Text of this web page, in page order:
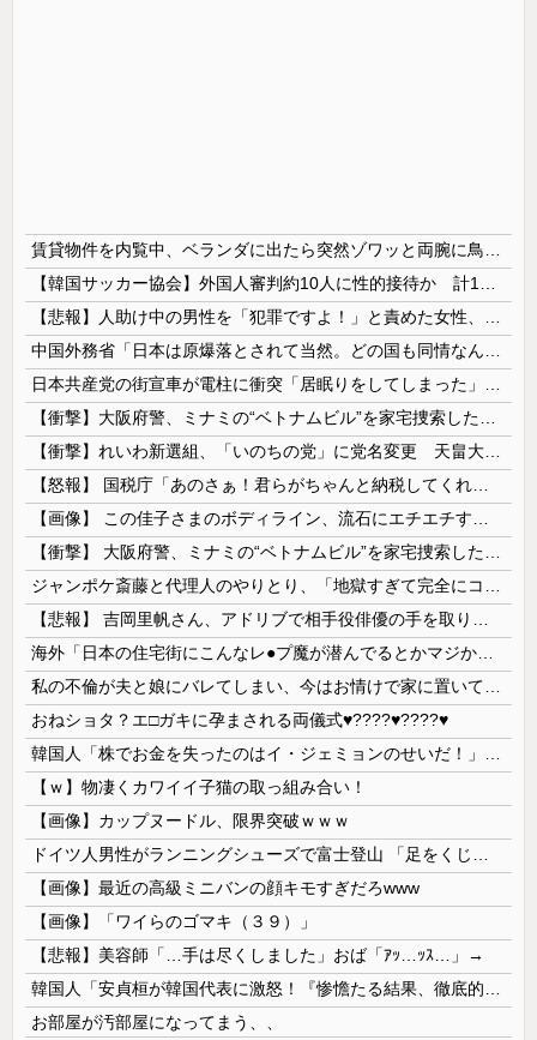
おねショタ？エ□ガキに孕まされる両儀式♥️????♥️????♥️
【ｗ】物凄くカワイイ子猫の取っ組み合い！
【画像】カップヌードル、限界突破ｗｗｗ
【画像】最近の高級ミニバンの顔キモすぎだろwww
【画像】「ワイらのゴマキ（３９）」
【悲報】美容師「…手は尽くしました」おば「ｱｯ…ｯｽ…」→
お部屋が汚部屋になってまう、、